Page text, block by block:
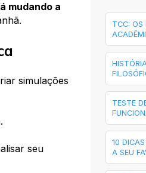
mudando a
simulações
seu
TCC: OS
TESTE
10
A SEU